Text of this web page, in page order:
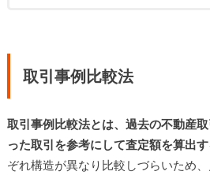
取引事例比較法
取引事例比較法とは、過去の不動産
った取引を参考にして査定額を算出す
ぞれ構造が異なり比較しづらいため